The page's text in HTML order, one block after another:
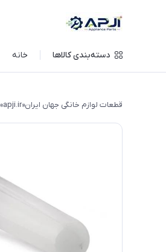
دسته‌بندی کالاها خانه
قطعات لوازم خانگی جهان ایران«apji.ir»